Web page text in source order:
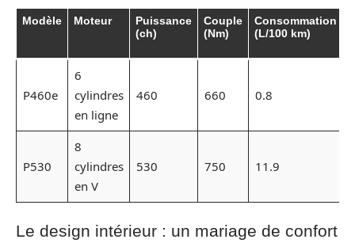
Modèle Moteur
Puissance
(ch)
Couple
(Nm)
Consommation
(L/100 km)
P460e
6
cylindres
en ligne
460 660 0.8
P530
8
cylindres
en V
530 750 11.9
Le design intérieur : un mariage de confort